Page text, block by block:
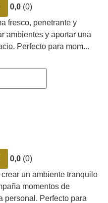
0,0 (0)
fresco, penetrante y
ambientes y aportar una
Perfecto para mom...
0,0 (0)
un ambiente tranquilo
momentos de
personal. Perfecto para